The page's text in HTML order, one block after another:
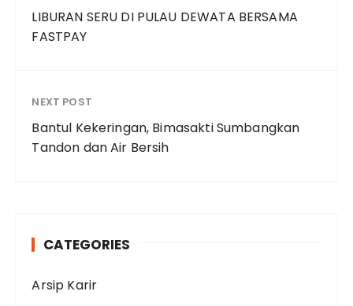
LIBURAN SERU DI PULAU DEWATA BERSAMA
FASTPAY
NEXT POST
Bantul Kekeringan, Bimasakti Sumbangkan
Tandon dan Air Bersih
CATEGORIES
Arsip Karir